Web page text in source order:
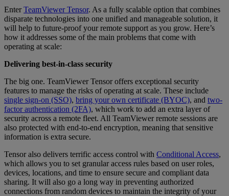
EnterTeamViewer Tensor. As a fully scalable option that combines
disparate technologies into one unified and manageable solution, it
will help to future-proof your remote support as you grow. Here’s
how it addresses some of the main problems that come with
operating at scale:
Delivering best-in-class security
The big one. TeamViewer Tensor offers exceptional security
features to manage the risks of operating at scale. These include
single sign-on (SSO), bring your own certificate (BYOC), and two-
factor authentication (2FA), which work to add an extra layer of
security across a remote fleet. All TeamViewer remote sessions are
also protected with end-to-end encryption, meaning that sensitive
information is extra secure.
Tensor also delivers terrific access control with Conditional Access,
which allows you to set granular access rules based on user roles,
devices, locations, and time to ensure secure and compliant data
sharing. It will also go a long way in preventing authorized
connections from random devices to maintain the integrity of your